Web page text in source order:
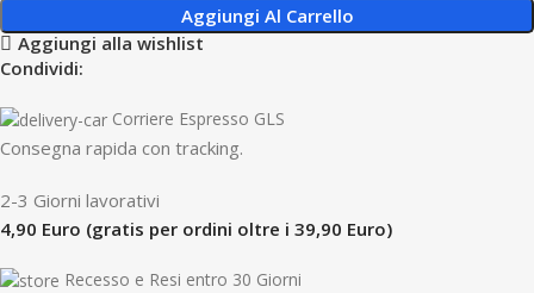
Aggiungi Al Carrello
Aggiungi alla wishlist
Condividi:
Corriere Espresso GLS
Consegna rapida con tracking.
2-3 Giorni lavorativi
4,90 Euro (gratis per ordini oltre i 39,90 Euro)
Recesso e Resi entro 30 Giorni